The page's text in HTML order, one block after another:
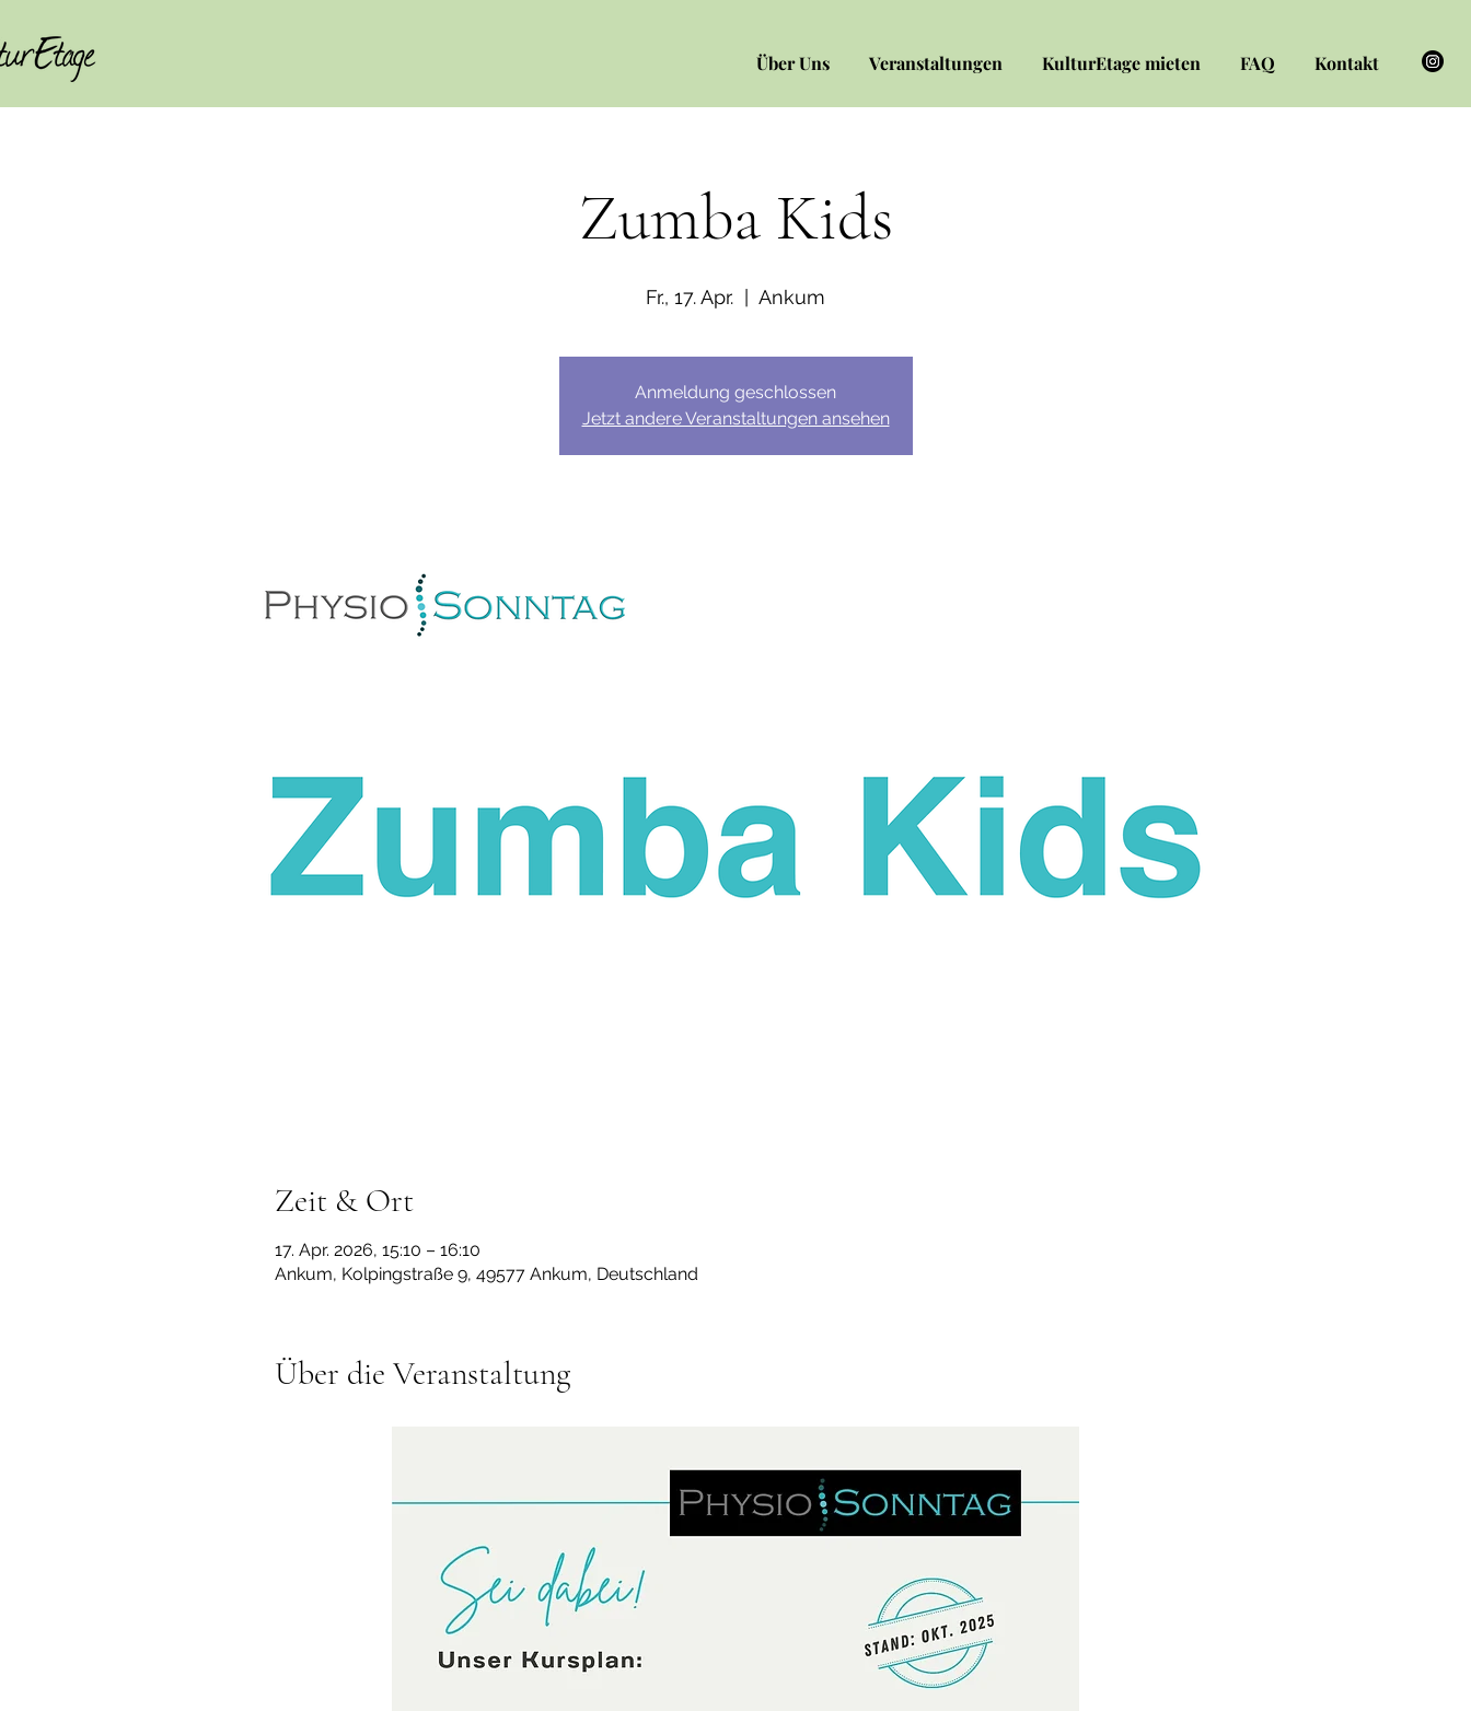
Über Uns Veranstaltungen KulturEtage mieten FAQ Kontakt
Zumba Kids
Fr., 17. Apr. Ankum
Anmeldung geschlossen
Jetzt andere Veranstaltungen ansehen
Zeit & Ort
17. Apr. 2026, 15:10 – 16:10
Ankum, Kolpingstraße 9, 49577 Ankum, Deutschland
Über die Veranstaltung